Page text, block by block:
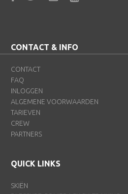
CONTACT & INFO
CONTACT
FAQ
INLOGGEN
ALGEMENE VOORWAARDEN
TARIEVEN
CREW
PARTNERS
QUICK LINKS
SKIËN